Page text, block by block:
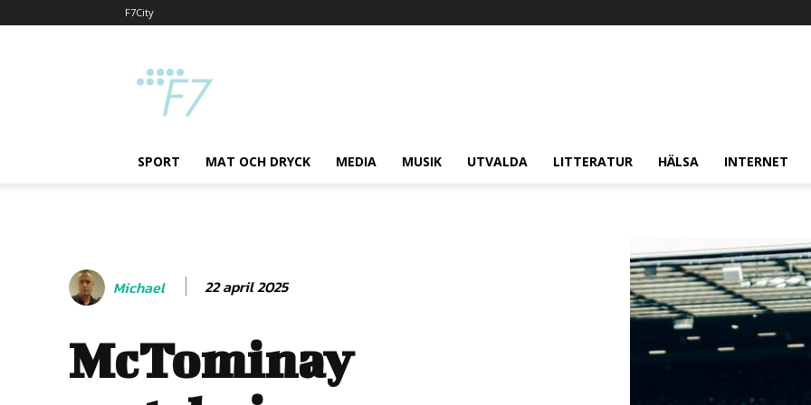
F7City
SPORT MAT OCH DRYCK MEDIA MUSIK UTVALDA LITTERATUR HÄLSA INTERNET
Michael 22 april 2025
McTominay